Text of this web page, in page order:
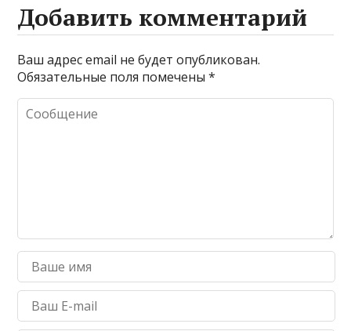
Добавить комментарий
Ваш адрес email не будет опубликован.
Обязательные поля помечены*